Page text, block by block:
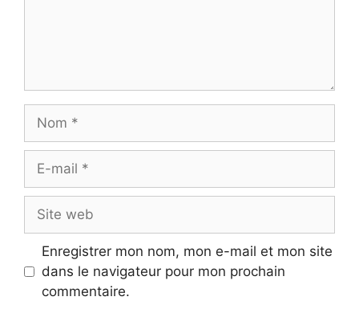
Nom
Site
web
Enregistrer mon nom, mon e-mail et mon site
dans le navigateur pour mon prochain
commentaire.